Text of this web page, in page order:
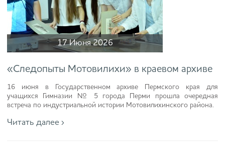
17 Июня 2026
«Следопыты Мотовилихи» в краевом архиве
16 июня в Государственном архиве Пермского края для
учащихся Гимназии № 5 города Перми прошла очередная
встреча по индустриальной истории Мотовилихинского района.
Читать далее ›